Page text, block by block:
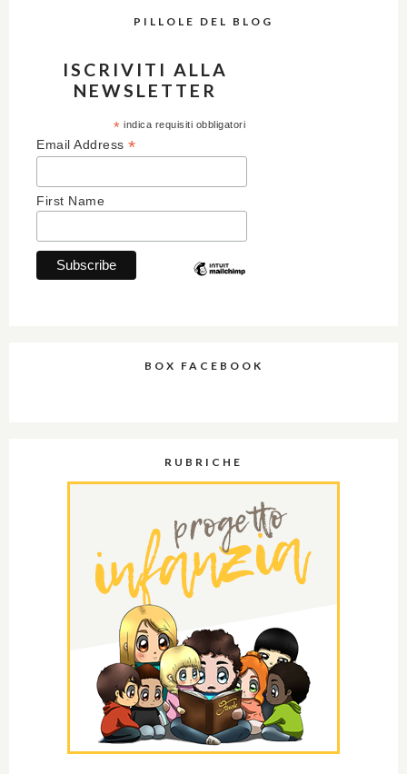
PILLOLE DEL BLOG
ISCRIVITI ALLA
NEWSLETTER
* indica requisiti obbligatori
Email Address *
First Name
BOX FACEBOOK
RUBRICHE